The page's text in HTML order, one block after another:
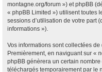
montagne.org/forum ») et phpBB
« phpBB Limited ») utilisent toutes
sessions d’utilisation de votre part
informations »).
Vos informations sont collectées
Premièrement, en naviguant sur «
phpBB génèrera un certain
téléchargés temporairement par le